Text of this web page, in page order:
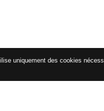
uniquement des cookies